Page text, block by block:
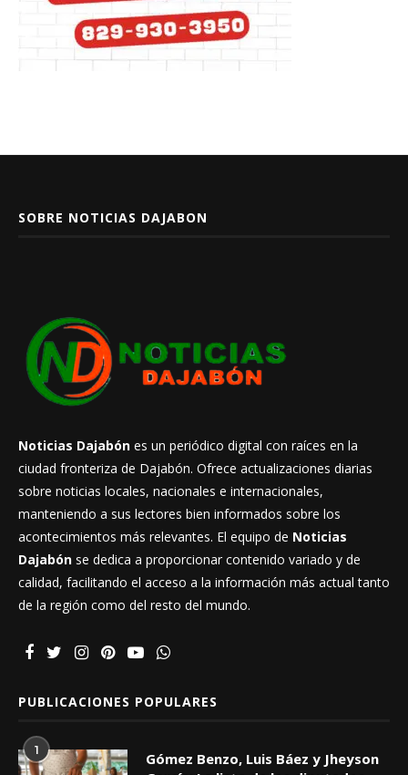
SOBRE NOTICIAS DAJABON
Noticias Dajabón es un periódico digital con raíces en la
ciudad fronteriza de Dajabón. Ofrece actualizaciones diarias
sobre noticias locales, nacionales e internacionales,
manteniendo a sus lectores bien informados sobre los
acontecimientos más relevantes. El equipo de Noticias
Dajabón se dedica a proporcionar contenido variado y de
calidad, facilitando el acceso a la información más actual tanto
de la región como del resto del mundo.
PUBLICACIONES POPULARES
1
Gómez Benzo, Luis Báez y Jheyson